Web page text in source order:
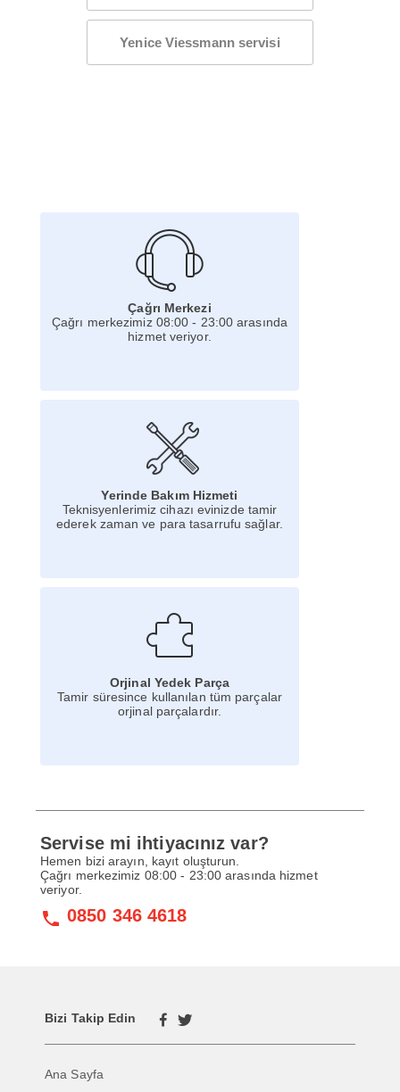
Yenice Viessmann servisi
Çağrı Merkezi
Çağrı merkezimiz 08:00 - 23:00 arasında
hizmet veriyor.
Yerinde Bakım Hizmeti
Teknisyenlerimiz cihazı evinizde tamir
ederek zaman ve para tasarrufu sağlar.
Orjinal Yedek Parça
Tamir süresince kullanılan tüm parçalar
orjinal parçalardır.
Servise mi ihtiyacınız var?
Hemen bizi arayın, kayıt oluşturun.
Çağrı merkezimiz 08:00 - 23:00 arasında hizmet
veriyor.
0850 346 4618
Bizi Takip Edin
Ana Sayfa